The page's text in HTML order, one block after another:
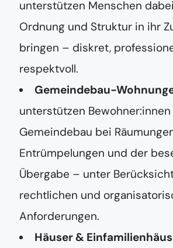
unterstützen Menschen
Ordnung und Struktur in ihr
bringen – diskret,
respektvoll.
Gemeindebau-
unterstützen
Gemeindebau bei
Entrümpelungen und der
Übergabe – unter
rechtlichen und
Anforderungen.
Häuser &